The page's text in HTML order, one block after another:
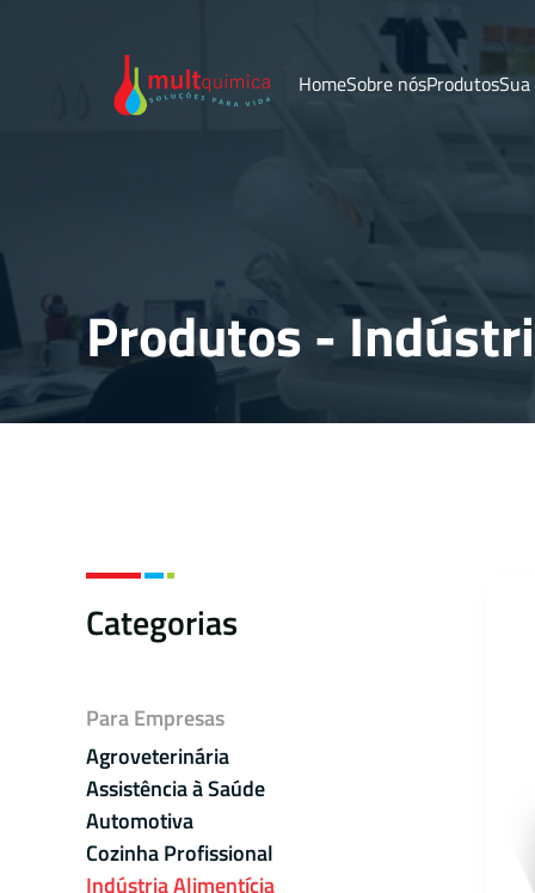
HomeSobre nósProdutos
Produtos -
Categorias
Para Empresas
Agroveterinária
Assistência à Saúde
Automotiva
Cozinha Profissional
Indústria Alimentícia